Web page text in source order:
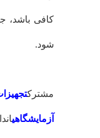
کافی باشد،
شود.
مشترک
آزمایشگاهی